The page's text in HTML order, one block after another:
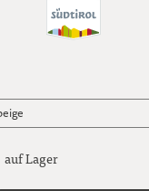
beige
auf Lager